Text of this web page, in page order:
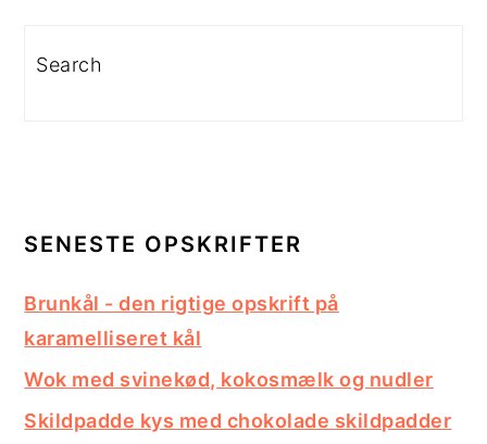
Search
SENESTE OPSKRIFTER
Brunkål - den rigtige opskrift på
karamelliseret kål
Wok med svinekød, kokosmælk og nudler
Skildpadde kys med chokolade skildpadder